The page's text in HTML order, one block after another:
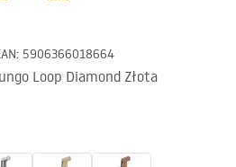
: 5906366018664
Loop Diamond Złota